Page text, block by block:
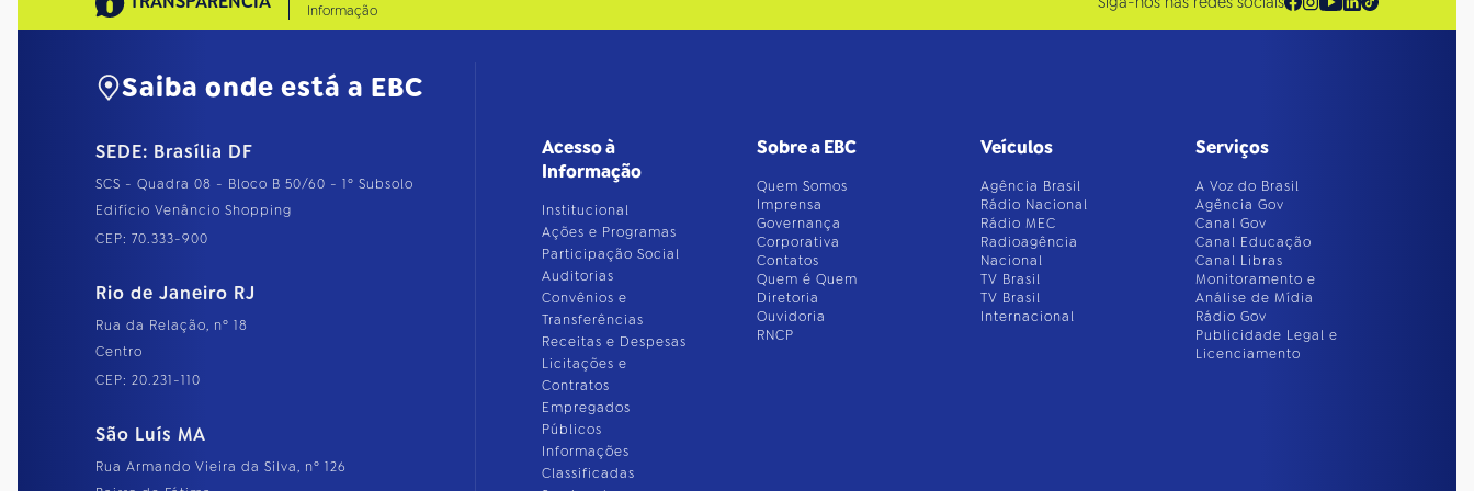
Informação
Saiba onde está a EBC
SEDE: Brasília DF
SCS - Quadra 08 - Bloco B 50/60 - 1º Subsolo
Edifício Venâncio Shopping
CEP: 70.333-900
Rio de Janeiro RJ
Rua da Relação, nº 18
Centro
CEP: 20.231-110
São Luís MA
Rua Armando Vieira da Silva, nº 126
Acesso à
Informação
Institucional
Ações e Programas
Participação Social
Auditorias
Convênios e
Transferências
Receitas e Despesas
Licitações e
Contratos
Empregados
Públicos
Informações
Classificadas
Sobre a EBC
Quem Somos
Imprensa
Governança
Corporativa
Contatos
Quem é Quem
Diretoria
Ouvidoria
RNCP
Veículos
Agência Brasil
Rádio Nacional
Rádio MEC
Radioagência
Nacional
TV Brasil
TV Brasil
Internacional
Serviços
A Voz do Brasil
Agência Gov
Canal Gov
Canal Educação
Canal Libras
Monitoramento e
Análise de Mídia
Rádio Gov
Publicidade Legal e
Licenciamento